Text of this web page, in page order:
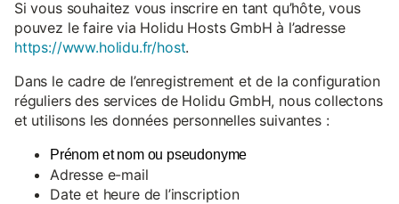
Si vous souhaitez vous inscrire en tant qu’hôte, vous
pouvez le faire via Holidu Hosts GmbH à l’adresse
https://www.holidu.fr/host.
Dans le cadre de l’enregistrement et de la configuration
réguliers des services de Holidu GmbH, nous collectons
et utilisons les données personnelles suivantes :
Prénom et nom ou pseudonyme
Adresse e-mail
Date et heure de l’inscription